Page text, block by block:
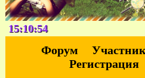
15:10:56
Форум
Регистрация